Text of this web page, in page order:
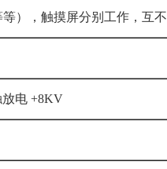
），触摸屏分别工作，互
放电 +8KV